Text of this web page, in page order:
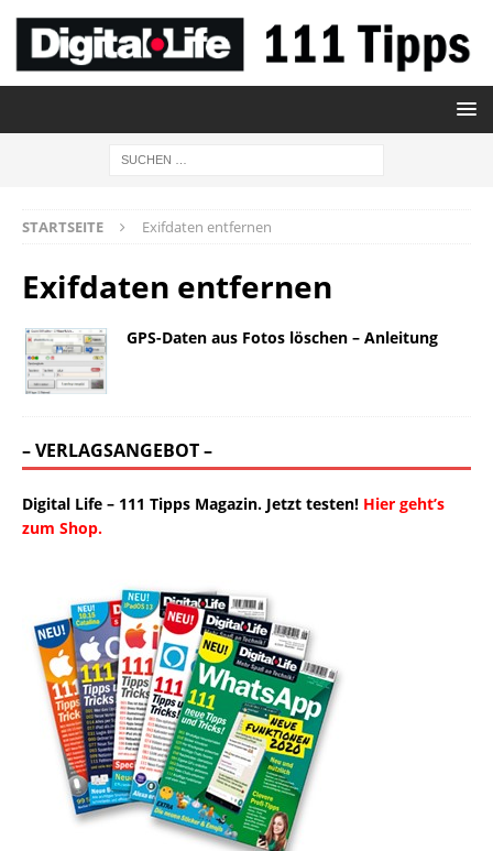
STARTSEITE Exifdaten entfernen
Exifdaten entfernen
GPS-Daten aus Fotos löschen – Anleitung
– VERLAGSANGEBOT –
Digital Life – 111 Tipps Magazin. Jetzt testen! Hier geht’s
zum Shop.